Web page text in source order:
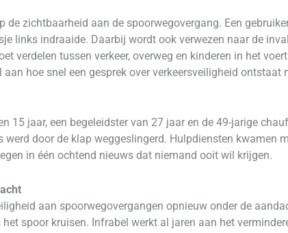
de zichtbaarheid aan de spoorwegovergang. Een
links indraaide. Daarbij wordt ook verwezen naar de
verdelen tussen verkeer, overweg en kinderen in het
hoe snel een gesprek over verkeersveiligheid ontstaat
15 jaar, een begeleidster van 27 jaar en de 49-jarige
door de klap weggeslingerd. Hulpdiensten kwamen
in één ochtend nieuws dat niemand ooit wil krijgen.
aan spoorwegovergangen opnieuw onder de
spoor kruisen. Infrabel werkt al jaren aan het